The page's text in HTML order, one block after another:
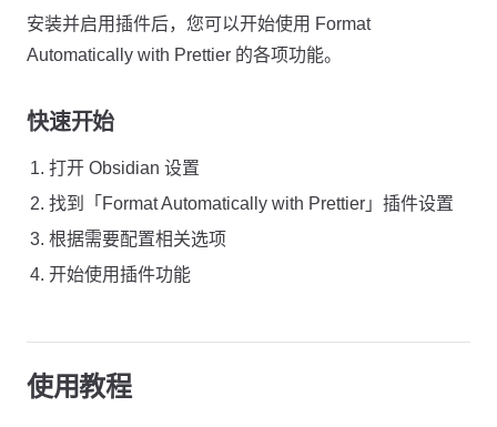
安装并启用插件后，您可以开始使用 Format
Automatically with Prettier 的各项功能。
快速开始
打开 Obsidian 设置
找到「Format Automatically with Prettier」插件设置
根据需要配置相关选项
开始使用插件功能
使用教程